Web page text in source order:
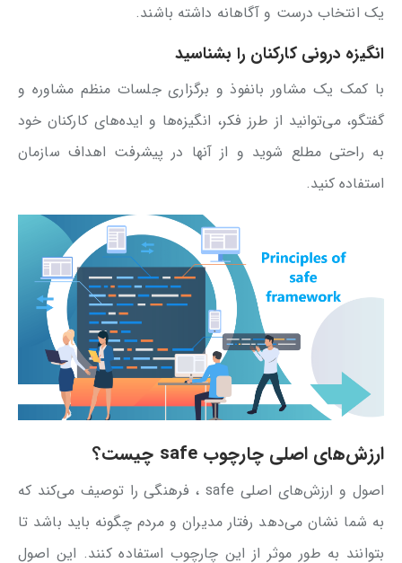
یک انتخاب درست و آگاهانه داشته باشند.
انگیزه درونی کارکنان را بشناسید
با کمک یک مشاور بانفوذ و برگزاری جلسات منظم مشاوره و
گفتگو، می‌توانید از طرز فکر، انگیزه‌ها و ایده‌های کارکنان خود
به راحتی مطلع شوید و از آنها در پیشرفت اهداف سازمان
استفاده کنید.
ارزش‌های اصلی چارچوب safe چیست؟
اصول و ارزش‌های اصلی safe ، فرهنگی را توصیف می‌کند که
به شما نشان می‌دهد رفتار مدیران و مردم چگونه باید باشد تا
بتوانند به طور موثر از این چارچوب استفاده کنند. این اصول